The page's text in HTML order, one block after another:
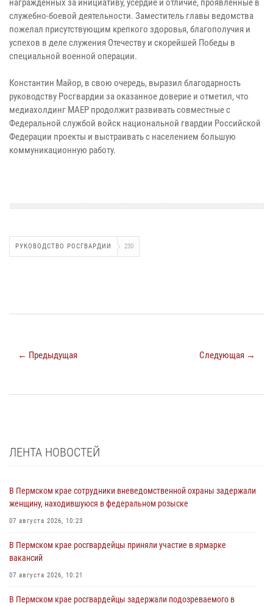
награждённых за инициативу, усердие и отличие, проявленные в
служебно-боевой деятельности. Заместитель главы ведомства
пожелал присутствующим крепкого здоровья, благополучия и
успехов в деле служения Отечеству и скорейшей Победы в
специальной военной операции.
Константин Майор, в свою очередь, выразил благодарность
руководству Росгвардии за оказанное доверие и отметил, что
медиахолдинг МАЕР продолжит развивать совместные с
Федеральной службой войск национальной гвардии Российской
Федерации проекты и выстраивать с населением большую
коммуникационную работу.
РУКОВОДСТВО РОСГВАРДИИ 230
← Предыдущая Следующая →
ЛЕНТА НОВОСТЕЙ
В Пермском крае сотрудники вневедомственной охраны задержали
женщину, находившуюся в федеральном розыске
07 августа 2026, 10:23
В Пермском крае росгвардейцы приняли участие в ярмарке
вакансий
07 августа 2026, 10:21
В Пермском крае росгвардейцы задержали подозреваемого в